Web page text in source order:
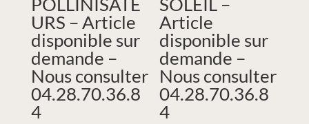
POLLINISATE
URS – Article
disponible sur
demande –
Nous consulter
04.28.70.36.8
4
SOLEIL –
Article
disponible sur
demande –
Nous consulter
04.28.70.36.8
4